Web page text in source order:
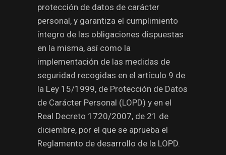
protección de datos de carácter
personal, y garantiza el cumplimiento
íntegro de las obligaciones dispuestas
en la misma, así como la
implementación de las medidas de
seguridad recogidas en el artículo 9 de
la Ley 15/1999, de Protección de Datos
de Carácter Personal (LOPD) y en el
Real Decreto 1720/2007, de 21 de
diciembre, por el que se aprueba el
Reglamento de desarrollo de la LOPD.